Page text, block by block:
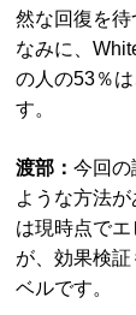
然な回復を
なみに、
の人の53％
す。
渡部：今回の
ような方法
は現時点で
が、効果検
ベルです。